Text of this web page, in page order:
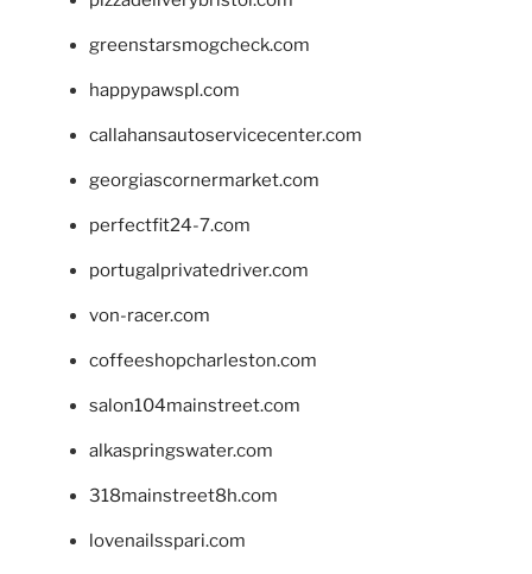
greenstarsmogcheck.com
happypawspl.com
callahansautoservicecenter.com
georgiascornermarket.com
perfectfit24-7.com
portugalprivatedriver.com
von-racer.com
coffeeshopcharleston.com
salon104mainstreet.com
alkaspringswater.com
318mainstreet8h.com
lovenailsspari.com